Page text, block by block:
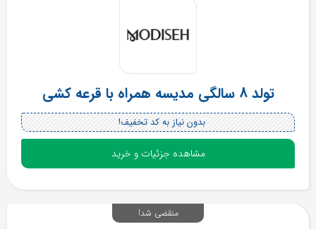
تولد 8 سالگی مدیسه همراه با قرعه کشی
بدون نیاز به کد تخفیف!
مشاهده جزئیات و خرید
منقضی شد!